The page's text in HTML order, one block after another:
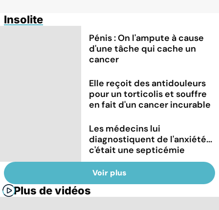
Insolite
Pénis : On l'ampute à cause
d'une tâche qui cache un
cancer
Elle reçoit des antidouleurs
pour un torticolis et souffre
en fait d'un cancer incurable
Les médecins lui
diagnostiquent de l'anxiété...
c'était une septicémie
Voir plus
Plus de vidéos